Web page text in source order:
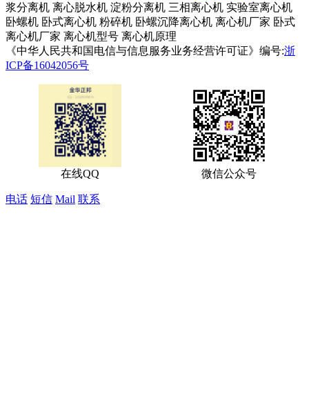
浆分离机 离心脱水机 淀粉分离机 三相离心机 实验室离心机
卧螺机 卧式离心机 粉碎机 卧螺沉降离心机 离心机厂家 卧式
离心机厂家 离心机型号 离心机原理
《中华人民共和国电信与信息服务业务经营许可证》编号:浙
ICP备16042056号
在线QQ 微信公众号
电话 短信 Mail 联系